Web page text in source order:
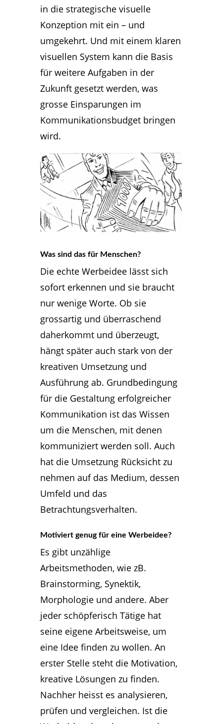
in die strategische visuelle
Konzeption mit ein – und
umgekehrt. Und mit einem klaren
visuellen System kann die Basis
für weitere Aufgaben in der
Zukunft gesetzt werden, was
grosse Einsparungen im
Kommunikationsbudget bringen
wird.
Was sind das für Menschen?
Die echte Werbeidee lässt sich
sofort erkennen und sie braucht
nur wenige Worte. Ob sie
grossartig und überraschend
daherkommt und überzeugt,
hängt später auch stark von der
kreativen Umsetzung und
Ausführung ab. Grundbedingung
für die Gestaltung erfolgreicher
Kommunikation ist das Wissen
um die Menschen, mit denen
kommuniziert werden soll. Auch
hat die Umsetzung Rücksicht zu
nehmen auf das Medium, dessen
Umfeld und das
Betrachtungsverhalten.
Motiviert genug für eine Werbeidee?
Es gibt unzählige
Arbeitsmethoden, wie zB.
Brainstorming, Synektik,
Morphologie und andere. Aber
jeder schöpferisch Tätige hat
seine eigene Arbeitsweise, um
eine Idee finden zu wollen. An
erster Stelle steht die Motivation,
kreative Lösungen zu finden.
Nachher heisst es analysieren,
prüfen und vergleichen. Ist die